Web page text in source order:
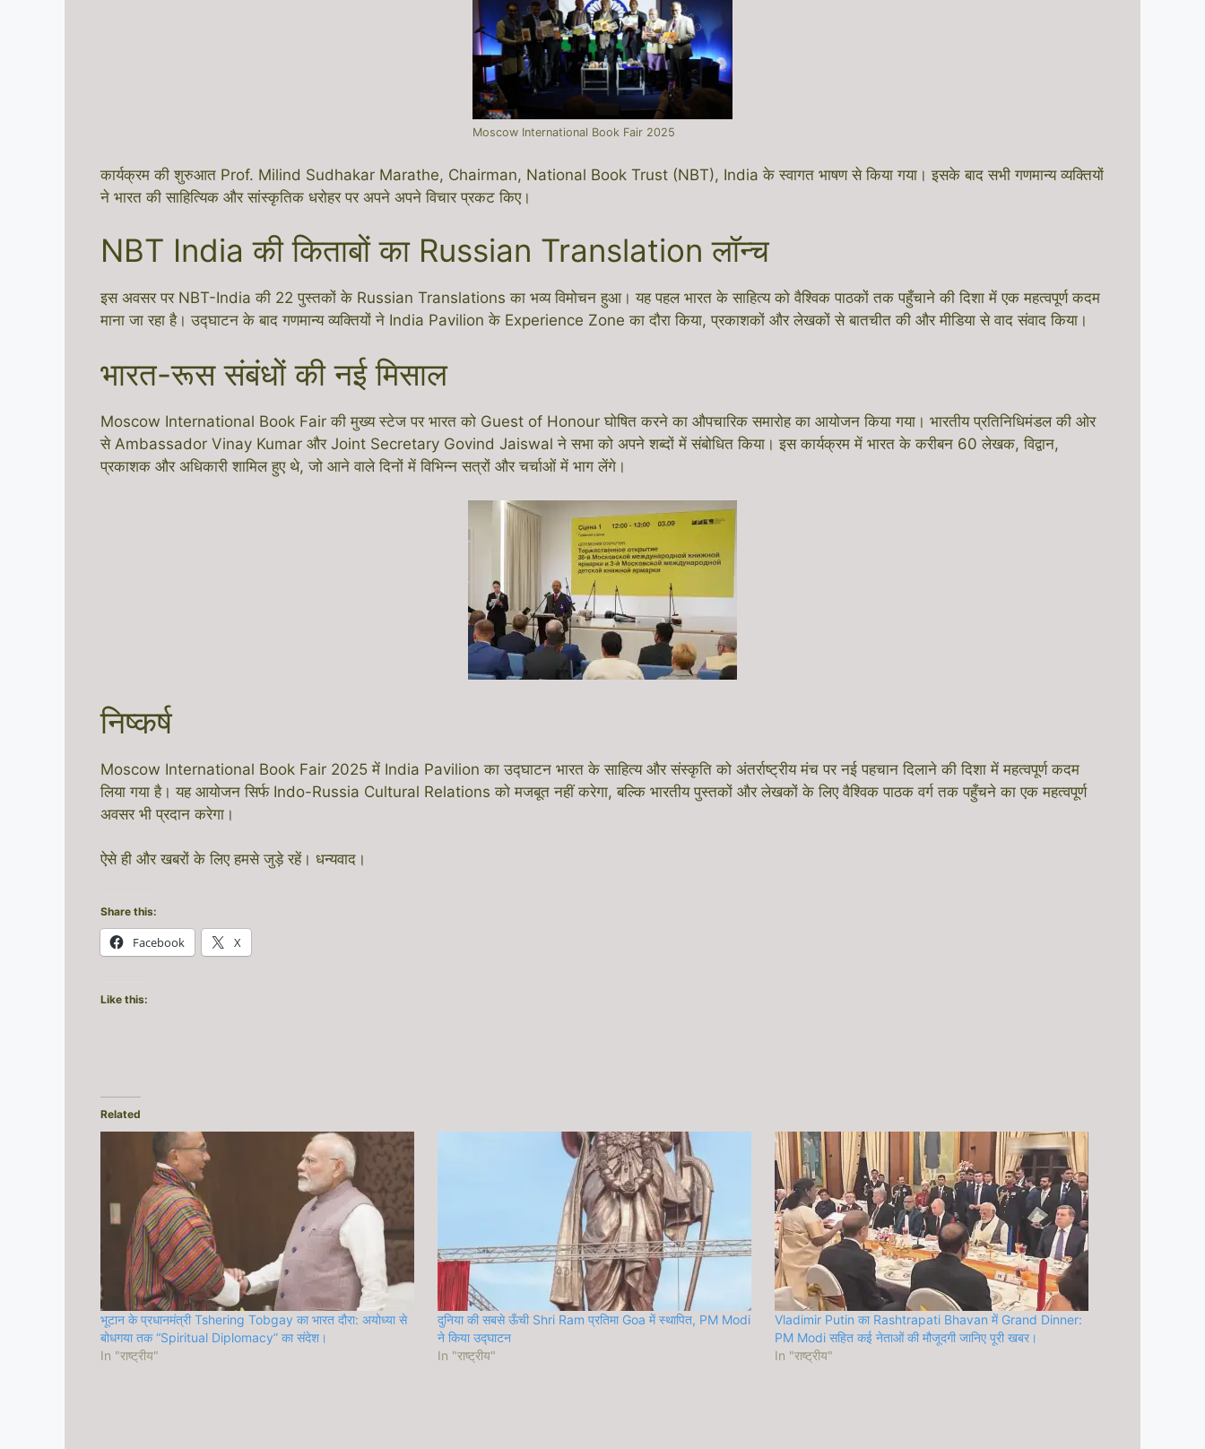
Moscow International Book Fair 2025
कार्यक्रम की शुरुआत Prof. Milind Sudhakar Marathe, Chairman, National Book Trust (NBT), India के स्वागत भाषण से किया गया। इसके बाद सभी गणमान्य व्यक्तियों
ने भारत की साहित्यिक और सांस्कृतिक धरोहर पर अपने अपने विचार प्रकट किए।
NBT India की किताबों का Russian Translation लॉन्च
इस अवसर पर NBT-India की 22 पुस्तकों के Russian Translations का भव्य विमोचन हुआ। यह पहल भारत के साहित्य को वैश्विक पाठकों तक पहुँचाने की दिशा में एक महत्वपूर्ण कदम
माना जा रहा है। उद्घाटन के बाद गणमान्य व्यक्तियों ने India Pavilion के Experience Zone का दौरा किया, प्रकाशकों और लेखकों से बातचीत की और मीडिया से वाद संवाद किया।
भारत-रूस संबंधों की नई मिसाल
Moscow International Book Fair की मुख्य स्टेज पर भारत को Guest of Honour घोषित करने का औपचारिक समारोह का आयोजन किया गया। भारतीय प्रतिनिधिमंडल की ओर
से Ambassador Vinay Kumar और Joint Secretary Govind Jaiswal ने सभा को अपने शब्दों में संबोधित किया। इस कार्यक्रम में भारत के करीबन 60 लेखक, विद्वान,
प्रकाशक और अधिकारी शामिल हुए थे, जो आने वाले दिनों में विभिन्न सत्रों और चर्चाओं में भाग लेंगे।
निष्कर्ष
Moscow International Book Fair 2025 में India Pavilion का उद्घाटन भारत के साहित्य और संस्कृति को अंतर्राष्ट्रीय मंच पर नई पहचान दिलाने की दिशा में महत्वपूर्ण कदम
लिया गया है। यह आयोजन सिर्फ Indo-Russia Cultural Relations को मजबूत नहीं करेगा, बल्कि भारतीय पुस्तकों और लेखकों के लिए वैश्विक पाठक वर्ग तक पहुँचने का एक महत्वपूर्ण
अवसर भी प्रदान करेगा।
ऐसे ही और खबरों के लिए हमसे जुड़े रहें। धन्यवाद।
Share this:
Facebook X
Like this:
Related
भूटान के प्रधानमंत्री Tshering Tobgay का भारत दौरा: अयोध्या से
बोधगया तक “Spiritual Diplomacy” का संदेश।
In "राष्ट्रीय"
दुनिया की सबसे ऊँची Shri Ram प्रतिमा Goa में स्थापित, PM Modi
ने किया उद्घाटन
In "राष्ट्रीय"
Vladimir Putin का Rashtrapati Bhavan में Grand Dinner:
PM Modi सहित कई नेताओं की मौजूदगी जानिए पूरी खबर।
In "राष्ट्रीय"